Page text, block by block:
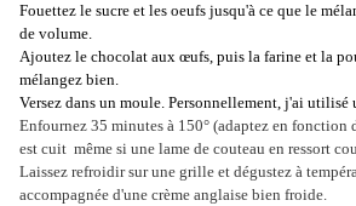
Fouettez le sucre et les oeufs jusqu'à ce que le
de volume.
Ajoutez le chocolat aux œufs, puis la farine et la
mélangez bien.
Versez dans un moule. Personnellement, j'ai utilisé
Enfournez 35 minutes à 150° (adaptez en fonction
est cuit même si une lame de couteau en ressort
Laissez refroidir sur une grille et dégustez à
accompagnée d'une crème anglaise bien froide.